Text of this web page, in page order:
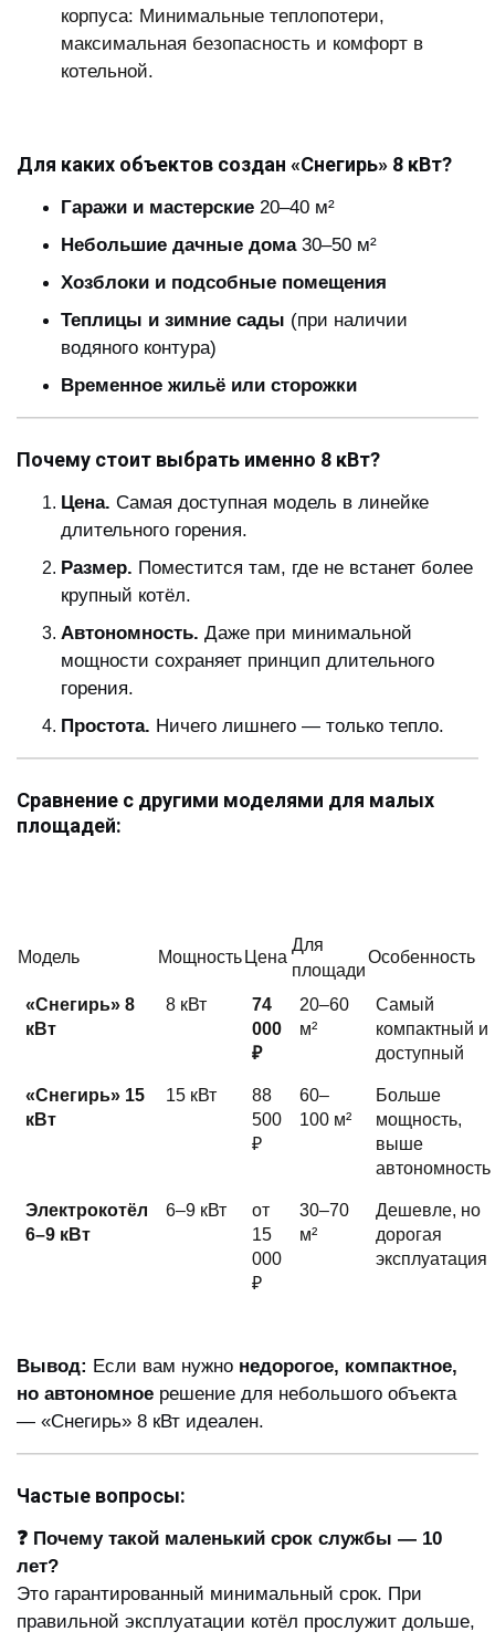
корпуса: Минимальные теплопотери,
максимальная безопасность и комфорт в
котельной.
Для каких объектов создан «Снегирь» 8 кВт?
Гаражи и мастерские 20–40 м²
Небольшие дачные дома30–50 м²
Хозблоки и подсобные помещения
Теплицы и зимние сады (при наличии
водяного контура)
Временное жильё или сторожки
Почему стоит выбрать именно 8 кВт?
Цена. Самая доступная модель в линейке
длительного горения.
Размер. Поместится там, где не встанет более
крупный котёл.
Автономность. Даже при минимальной
мощности сохраняет принцип длительного
горения.
Простота. Ничего лишнего — только тепло.
Сравнение с другими моделями для малых
площадей:
Модель Мощность Цена
Для
площади
Особенность
«Снегирь» 8
кВт
8 кВт
74
000
₽
20–60
м²
Самый
компактный и
доступный
«Снегирь» 15
кВт
15 кВт
88
500
₽
60–
100 м²
Больше
мощность,
выше
автономность
Электрокотёл
6–9 кВт
6–9 кВт
от
15
000
₽
30–70
м²
Дешевле, но
дорогая
эксплуатация
Вывод: Если вам нужно недорогое, компактное,
но автономное решение для небольшого объекта
— «Снегирь» 8 кВт идеален.
Частые вопросы:
❓ Почему такой маленький срок службы — 10
лет?
Это гарантированный минимальный срок. При
правильной эксплуатации котёл прослужит дольше,